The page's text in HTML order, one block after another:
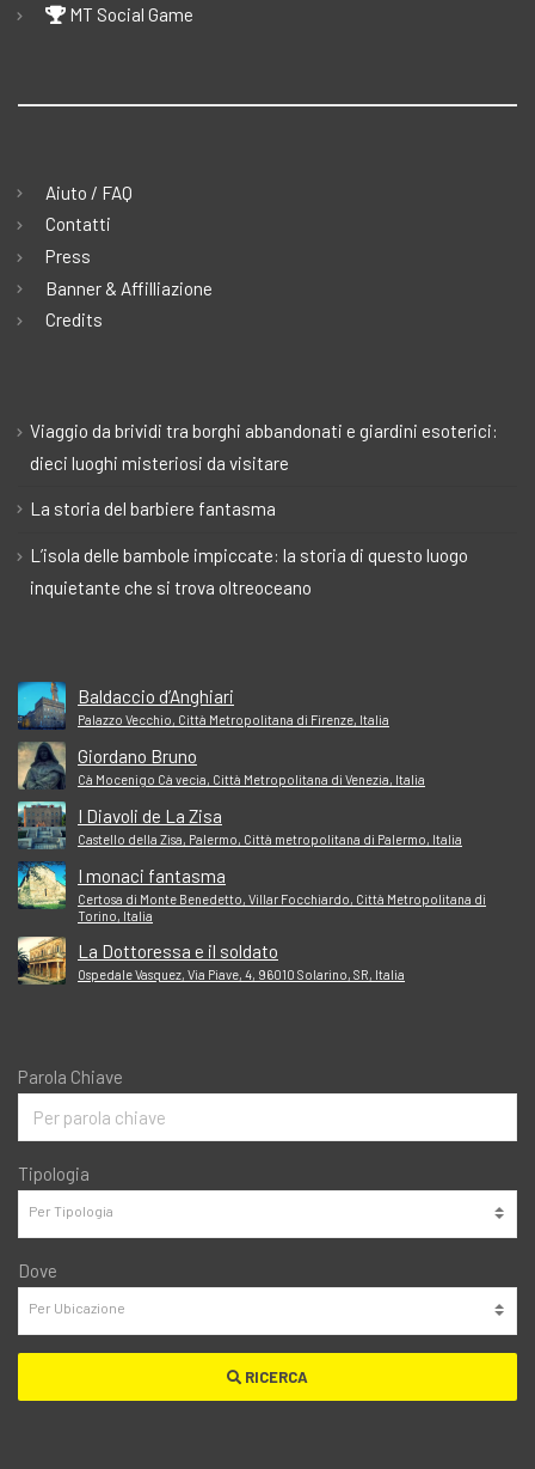
MT Social Game
Aiuto / FAQ
Contatti
Press
Banner & Affilliazione
Credits
Viaggio da brividi tra borghi abbandonati e giardini esoterici:
dieci luoghi misteriosi da visitare
La storia del barbiere fantasma
L’isola delle bambole impiccate: la storia di questo luogo
inquietante che si trova oltreoceano
Baldaccio d’Anghiari
Palazzo Vecchio, Città Metropolitana di Firenze, Italia
Giordano Bruno
Cà Mocenigo Cà vecia, Città Metropolitana di Venezia, Italia
I Diavoli de La Zisa
Castello della Zisa, Palermo, Città metropolitana di Palermo, Italia
I monaci fantasma
Certosa di Monte Benedetto, Villar Focchiardo, Città Metropolitana di
Torino, Italia
La Dottoressa e il soldato
Ospedale Vasquez, Via Piave, 4, 96010 Solarino, SR, Italia
Parola Chiave
Tipologia
Dove
RICERCA